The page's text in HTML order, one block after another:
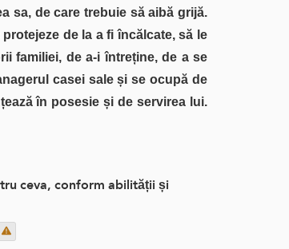
sa, de care trebuie să aibă grijă.
de la a fi încălcate, să le
familiei, de a-i întreține, de a se
casei sale și se ocupă de
în posesie și de servirea lui.
ceva, conform abilității și